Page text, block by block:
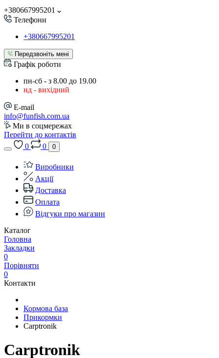
+380667995201
Телефони
+380667995201
Передзвоніть мені
Графік роботи
пн-сб - з 8.00 до 19.00
нд - вихідний
E-mail
info@funfish.com.ua
Ми в соцмережах
Перейти до контактів
0
0 0
Виробники
Акції
Доставка
Оплата
Відгуки про магазин
Каталог
Головна
Закладки
0
Порівняти
0
Контакти
Кормова база
Прикормки
Carptronik
Carptronik